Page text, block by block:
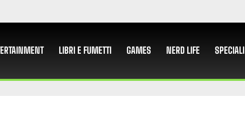
LIBRI E FUMETTI GAMES NERD LIFE SPECIALI